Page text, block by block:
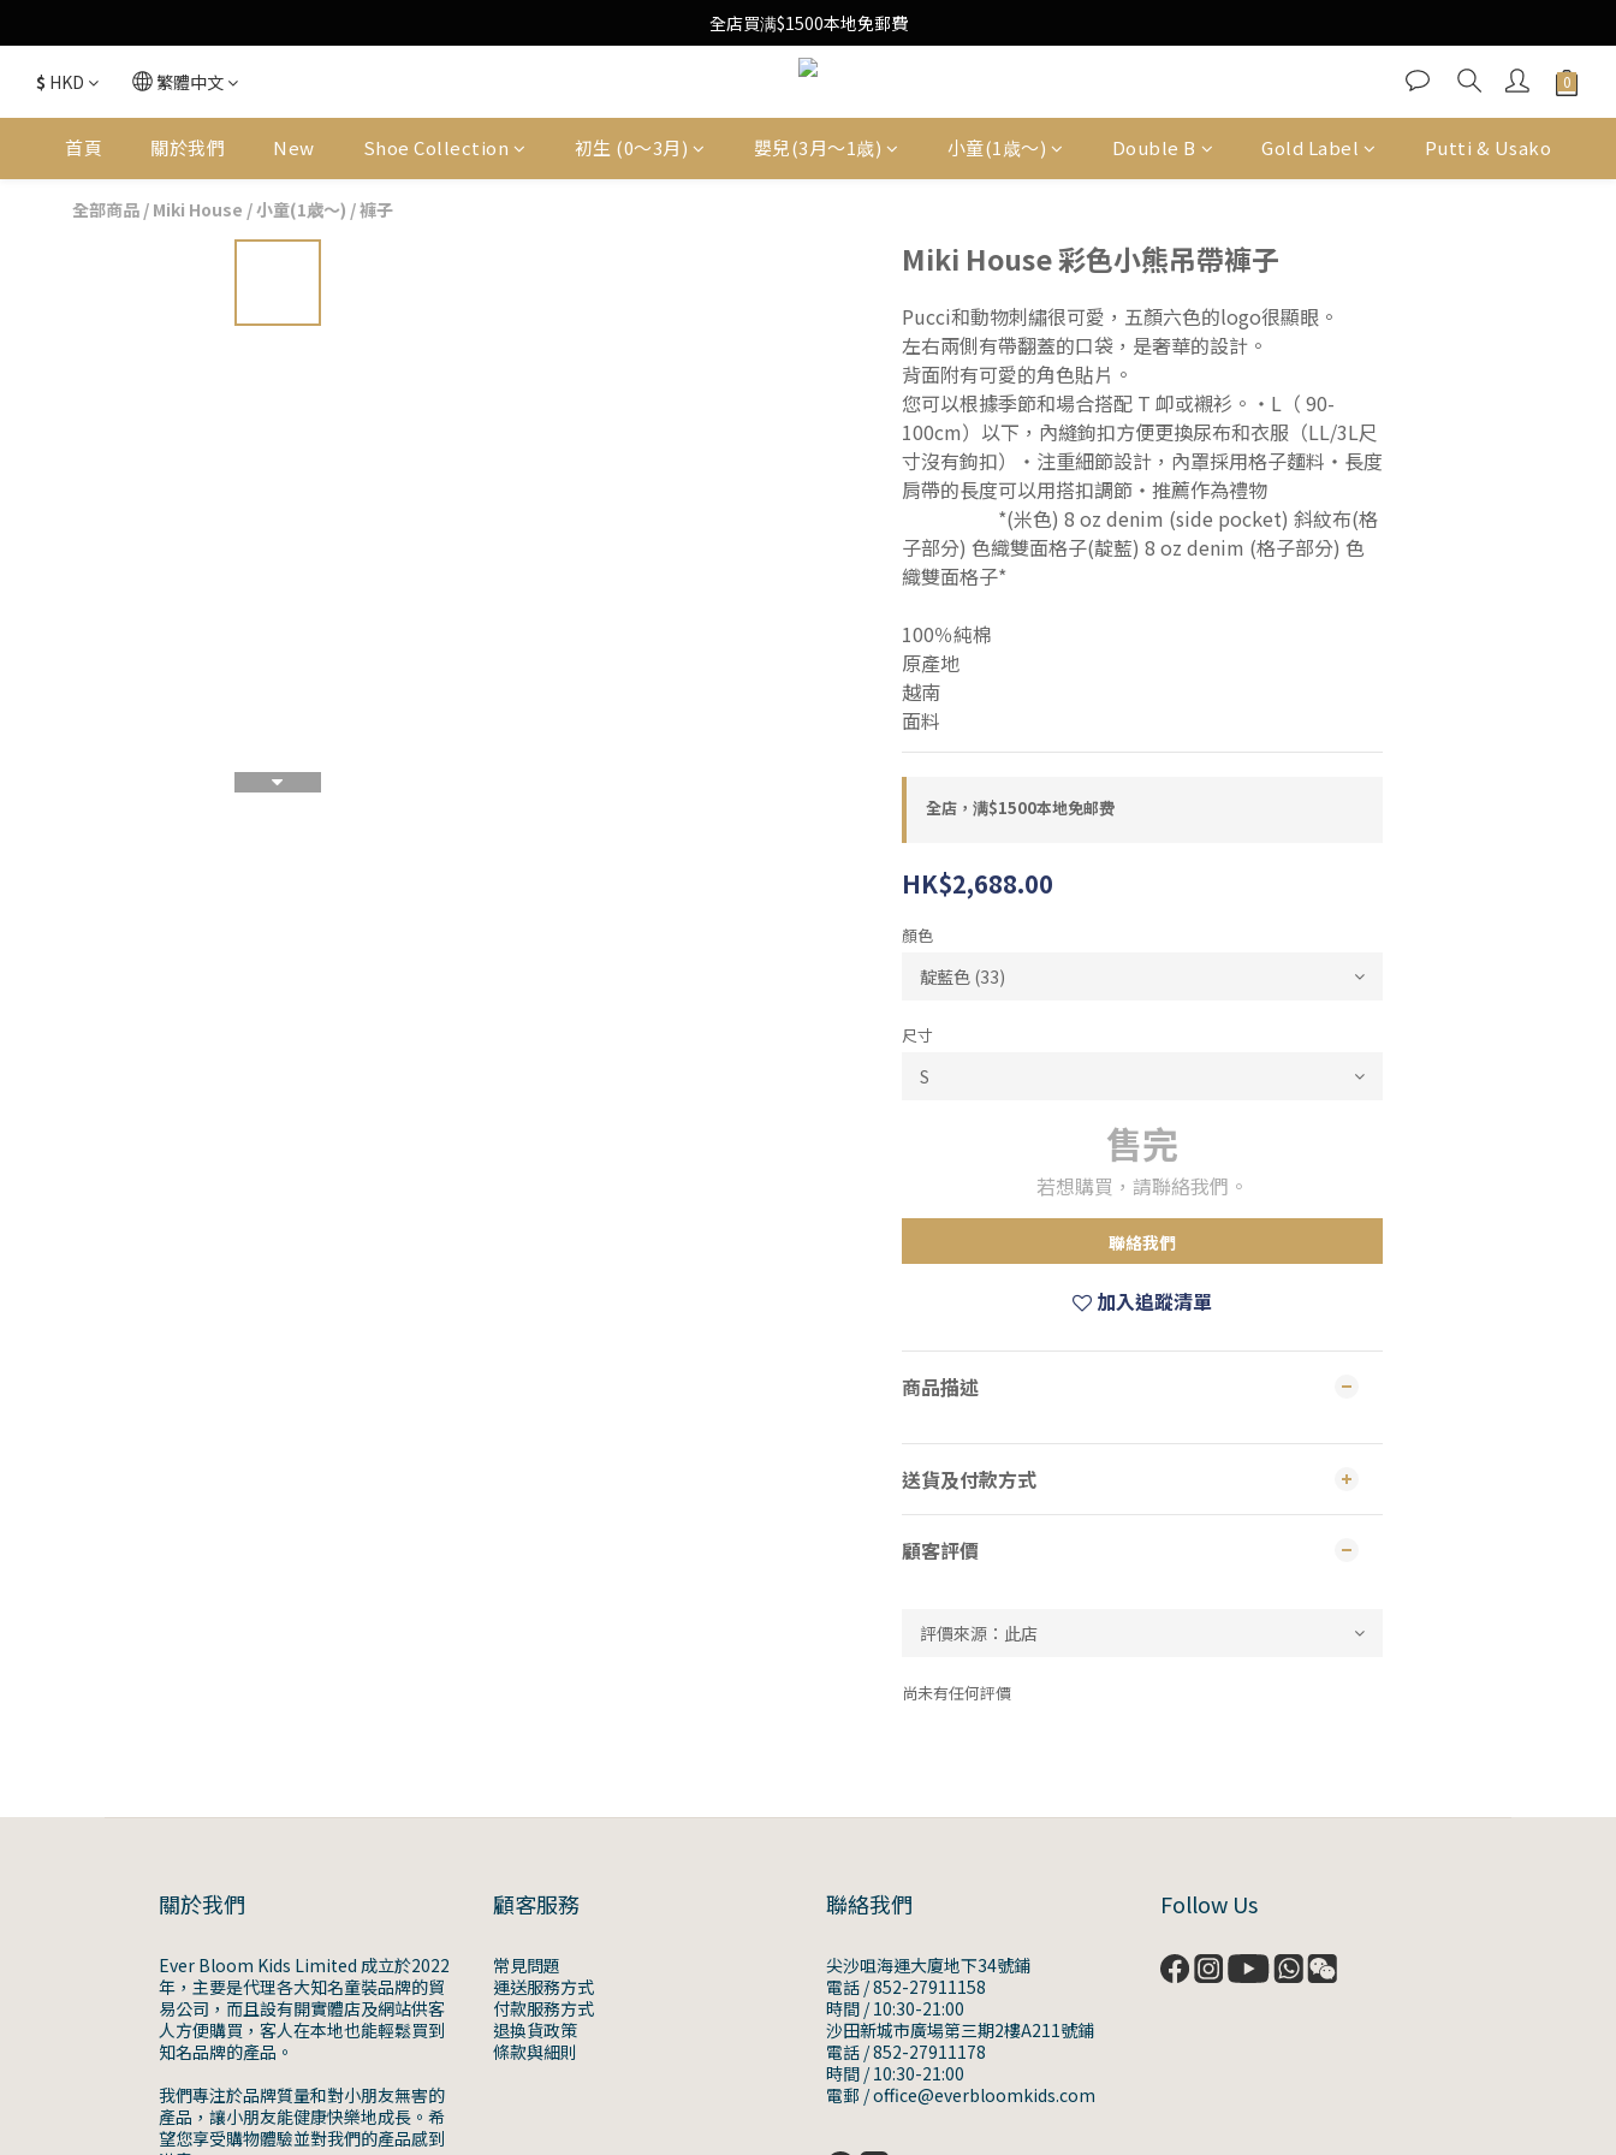
Free Local Shipping Upon $1500 purchase
全店買满$1500本地免郵費
Free Local Shipping Upon $1500 purchase
$ HKD 繁體中文
首頁 關於我們 New Shoe Collection 初生 (0〜3月) 嬰兒(3月〜1歳) 小童(1歳〜) Double B Gold Label Putti & Usako
全部商品 / Miki House /小童(1歳〜) /褲子
Miki House 彩色小熊吊帶褲子
Pucci和動物刺繡很可愛，五顏六色的logo很顯眼。
左右兩側有帶翻蓋的口袋，是奢華的設計。
背面附有可愛的角色貼片。
您可以根據季節和場合搭配 T 卹或襯衫。・L（ 90-
100cm）以下，內縫鉤扣方便更換尿布和衣服（LL/3L尺
寸沒有鉤扣）・注重細節設計，內罩採用格子麵料・長度
肩帶的長度可以用搭扣調節・推薦作為禮物
                    *(米色) 8 oz denim (side pocket) 斜紋布(格
子部分) 色織雙面格子(靛藍) 8 oz denim (格子部分) 色
織雙面格子*
100％純棉
原產地
越南
面料
全店，满$1500本地免邮费
HK$2,688.00
顏色
尺寸
售完
若想購買，請聯絡我們。
聯絡我們
加入追蹤清單
商品描述
送貨及付款方式
顧客評價
尚未有任何評價
關於我們
Ever Bloom Kids Limited 成立於2022
年，主要是代理各大知名童裝品牌的貿
易公司，而且設有開實體店及網站供客
人方便購買，客人在本地也能輕鬆買到
知名品牌的產品。
我們專注於品牌質量和對小朋友無害的
產品，讓小朋友能健康快樂地成長。希
望您享受購物體驗並對我們的產品感到
顧客服務
常見問題
運送服務方式
付款服務方式
退換貨政策
條款與細則
聯絡我們
尖沙咀海運大廈地下34號鋪
電話 / 852-27911158
時間 / 10:30-21:00
沙田新城市廣場第三期2樓A211號鋪
電話 / 852-27911178
時間 / 10:30-21:00
電郵 / office@everbloomkids.com
Follow Us